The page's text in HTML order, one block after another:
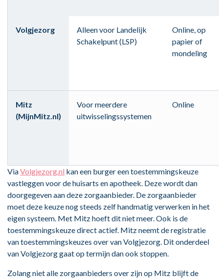
Volgjezorg
Alleen voor Landelijk
Schakelpunt (LSP)
Online, op
papier of
mondeling
Mitz
(MijnMitz.nl)
Voor meerdere
uitwisselingssystemen
Online
ViaVolgjezorg.nl kan een burger een toestemmingskeuze
vastleggen voor de huisarts en apotheek. Deze wordt dan
doorgegeven aan deze zorgaanbieder. De zorgaanbieder
moet deze keuze nog steeds zelf handmatig verwerken in het
eigen systeem. Met Mitz hoeft dit niet meer. Ook is de
toestemmingskeuze direct actief. Mitz neemt de registratie
van toestemmingskeuzes over van Volgjezorg. Dit onderdeel
van Volgjezorg gaat op termijn dan ook stoppen.
Zolang niet alle zorgaanbieders over zijn op Mitz blijft de